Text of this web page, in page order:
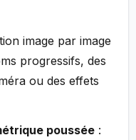
image par image
progressifs, des
ou des effets
poussée: